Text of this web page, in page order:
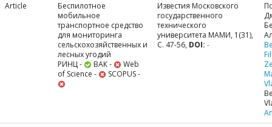
Article
Беспилотное
мобильное
транспортное средство
для мониторинга
сельскохозяйственных и
лесных угодий
РИНЦ -
ВАК -
Web
of Science -
SCOPUS -
Известия Московского
государственного
технического
университета МАМИ, 1(31),
С. 47-56, DOI: -